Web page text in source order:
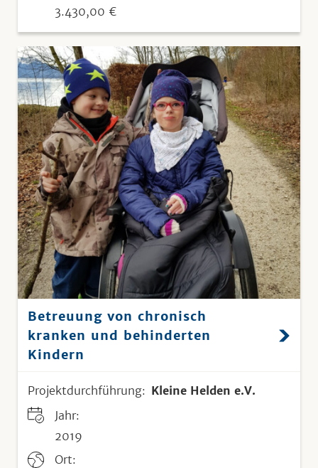
3.430,00 €
Betreuung von chronisch
kranken und behinderten
Kindern
Projektdurchführung: Kleine Helden e.V.
Jahr:
2019
Ort: